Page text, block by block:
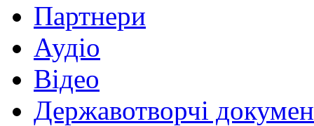
Партнери
Аудіо
Відео
Державотворчі